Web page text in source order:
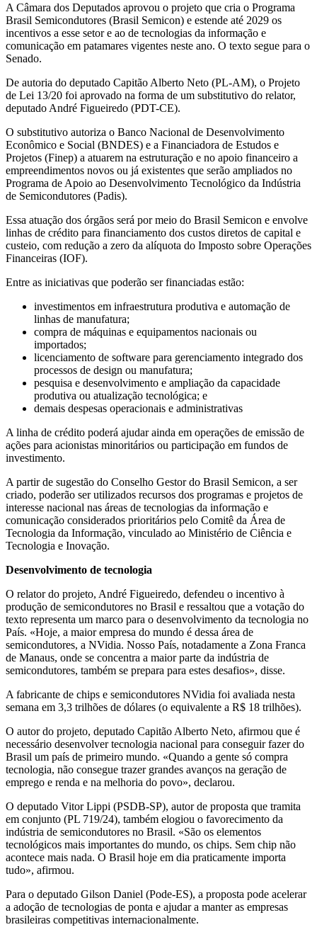
A Câmara dos Deputados aprovou o projeto que cria o Programa
Brasil Semicondutores (Brasil Semicon) e estende até 2029 os
incentivos a esse setor e ao de tecnologias da informação e
comunicação em patamares vigentes neste ano. O texto segue para o
Senado.
De autoria do deputado Capitão Alberto Neto (PL-AM), o Projeto
de Lei 13/20 foi aprovado na forma de um substitutivo do relator,
deputado André Figueiredo (PDT-CE).
O substitutivo autoriza o Banco Nacional de Desenvolvimento
Econômico e Social (BNDES) e a Financiadora de Estudos e
Projetos (Finep) a atuarem na estruturação e no apoio financeiro a
empreendimentos novos ou já existentes que serão ampliados no
Programa de Apoio ao Desenvolvimento Tecnológico da Indústria
de Semicondutores (Padis).
Essa atuação dos órgãos será por meio do Brasil Semicon e envolve
linhas de crédito para financiamento dos custos diretos de capital e
custeio, com redução a zero da alíquota do Imposto sobre Operações
Financeiras (IOF).
Entre as iniciativas que poderão ser financiadas estão:
investimentos em infraestrutura produtiva e automação de
linhas de manufatura;
compra de máquinas e equipamentos nacionais ou
importados;
licenciamento de software para gerenciamento integrado dos
processos de design ou manufatura;
pesquisa e desenvolvimento e ampliação da capacidade
produtiva ou atualização tecnológica; e
demais despesas operacionais e administrativas
A linha de crédito poderá ajudar ainda em operações de emissão de
ações para acionistas minoritários ou participação em fundos de
investimento.
A partir de sugestão do Conselho Gestor do Brasil Semicon, a ser
criado, poderão ser utilizados recursos dos programas e projetos de
interesse nacional nas áreas de tecnologias da informação e
comunicação considerados prioritários pelo Comitê da Área de
Tecnologia da Informação, vinculado ao Ministério de Ciência e
Tecnologia e Inovação.
Desenvolvimento de tecnologia
O relator do projeto, André Figueiredo, defendeu o incentivo à
produção de semicondutores no Brasil e ressaltou que a votação do
texto representa um marco para o desenvolvimento da tecnologia no
País. «Hoje, a maior empresa do mundo é dessa área de
semicondutores, a NVidia. Nosso País, notadamente a Zona Franca
de Manaus, onde se concentra a maior parte da indústria de
semicondutores, também se prepara para estes desafios», disse.
A fabricante de chips e semicondutores NVidia foi avaliada nesta
semana em 3,3 trilhões de dólares (o equivalente a R$ 18 trilhões).
O autor do projeto, deputado Capitão Alberto Neto, afirmou que é
necessário desenvolver tecnologia nacional para conseguir fazer do
Brasil um país de primeiro mundo. «Quando a gente só compra
tecnologia, não consegue trazer grandes avanços na geração de
emprego e renda e na melhoria do povo», declarou.
O deputado Vitor Lippi (PSDB-SP), autor de proposta que tramita
em conjunto (PL 719/24), também elogiou o favorecimento da
indústria de semicondutores no Brasil. «São os elementos
tecnológicos mais importantes do mundo, os chips. Sem chip não
acontece mais nada. O Brasil hoje em dia praticamente importa
tudo», afirmou.
Para o deputado Gilson Daniel (Pode-ES), a proposta pode acelerar
a adoção de tecnologias de ponta e ajudar a manter as empresas
brasileiras competitivas internacionalmente.